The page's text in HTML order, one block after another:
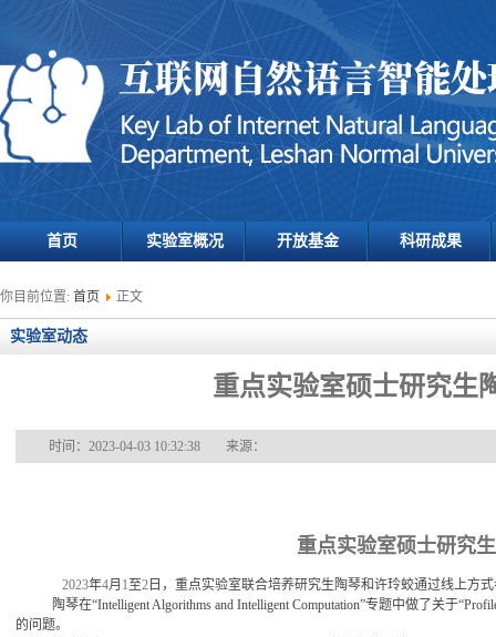
首页 实验室概况 开放基金 科研成果
你目前位置: 首页 正文
实验室动态
重点实验室硕士研究生
时间：2023-04-03 10:32:38 来源：
重点实验室硕士研究
2023年4月 1至2 日，重点实验室联合培养研究生陶琴和许玲蛟通过线上方式
陶琴在“Intelligent Algorithms and Intelligent Computation”专题中做了关于“
的问题。